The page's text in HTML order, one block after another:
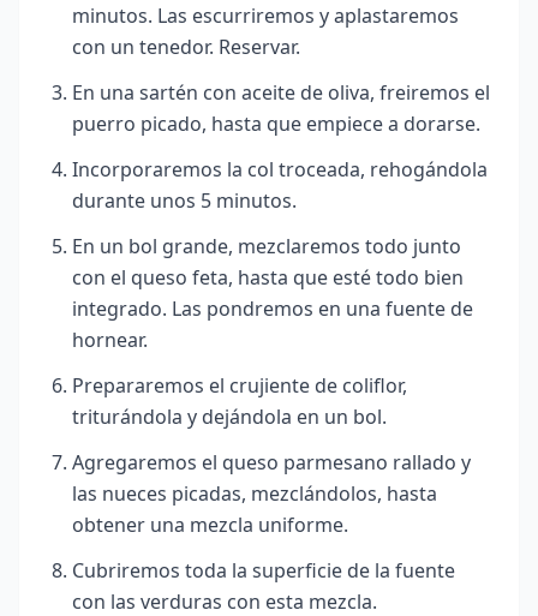
minutos. Las escurriremos y aplastaremos
con un tenedor. Reservar.
En una sartén con aceite de oliva, freiremos el
puerro picado, hasta que empiece a dorarse.
Incorporaremos la col troceada, rehogándola
durante unos 5 minutos.
En un bol grande, mezclaremos todo junto
con el queso feta, hasta que esté todo bien
integrado. Las pondremos en una fuente de
hornear.
Prepararemos el crujiente de coliflor,
triturándola y dejándola en un bol.
Agregaremos el queso parmesano rallado y
las nueces picadas, mezclándolos, hasta
obtener una mezcla uniforme.
Cubriremos toda la superficie de la fuente
con las verduras con esta mezcla.